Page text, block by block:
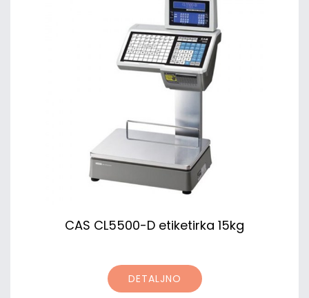
CAS CL5500-D etiketirka 15kg
DETALJNO